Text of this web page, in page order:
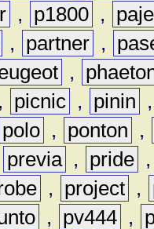
, p1800 ,
, partner ,
,
, picnic , pinin
polo , ponton
,
previa , pride
, project ,
, pv444 ,